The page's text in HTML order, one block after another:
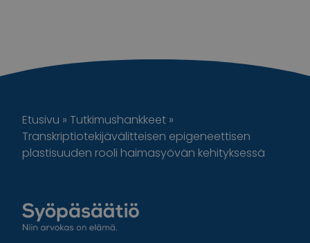
Etusivu » Tutkimushankkeet »
Transkriptiotekijävälitteisen epigeneettisen
plastisuuden rooli haimasyövän kehityksessä